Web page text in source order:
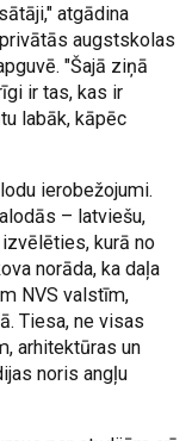
atgādina
augstskolas
"Šajā ziņā
ir tas, kas ir
labāk, kāpēc
ierobežojumi.
– latviešu,
kurā no
norāda, ka daļa
NVS valstīm,
Tiesa, ne visas
arhitektūras un
noris angļu